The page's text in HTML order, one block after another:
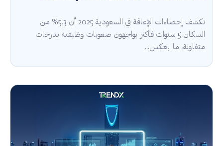
تكشف إحصاءات الإعاقة في السعودية 2025 أن 5.3% من
السكان 5 سنوات فأكثر يواجهون صعوبات وظيفية بدرجات
متفاوتة، ما يعكس...